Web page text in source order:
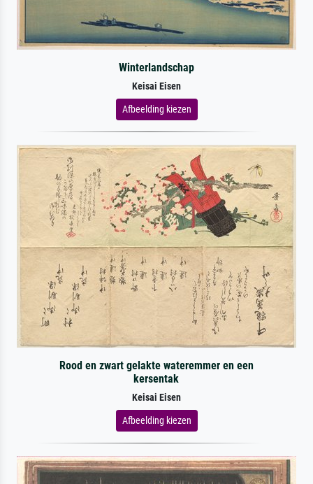
Winterlandschap
Keisai Eisen
Afbeelding kiezen
Rood en zwart gelakte wateremmer en een
kersentak
Keisai Eisen
Afbeelding kiezen